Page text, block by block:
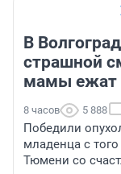
В
страшной
мамы ежат
8 часов 5 888
Победили
младенца с
Тюмени со